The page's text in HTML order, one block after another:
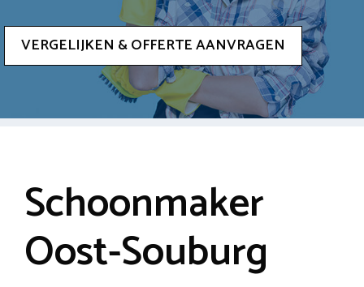
VERGELIJKEN & OFFERTE AANVRAGEN
Schoonmaker
Oost-Souburg